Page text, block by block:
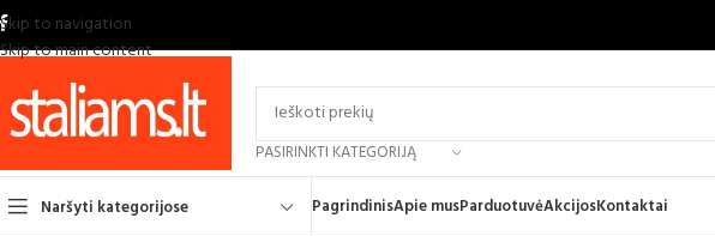
Skip to navigation
Skip to main content
PASIRINKTI KATEGORIJĄ
Naršyti kategorijose PagrindinisApie musParduotuvėAkcijosKontaktai